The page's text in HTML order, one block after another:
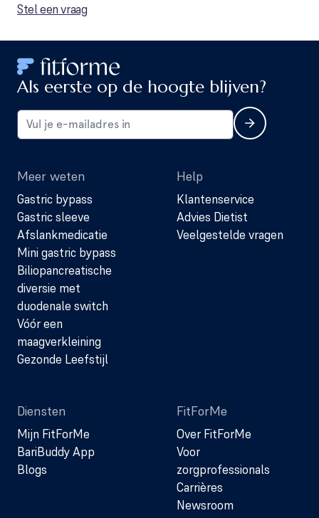
Stel een vraag
Als eerste op de hoogte blijven?
Meer weten
Gastric bypass
Gastric sleeve
Afslankmedicatie
Mini gastric bypass
Biliopancreatische
diversie met
duodenale switch
Vóór een
maagverkleining
Gezonde Leefstijl
Help
Klantenservice
Advies Dietist
Veelgestelde vragen
Diensten
Mijn FitForMe
BariBuddy App
Blogs
FitForMe
Over FitForMe
Voor
zorgprofessionals
Carrières
Newsroom